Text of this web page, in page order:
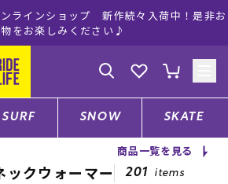
ラインショップ 新作続々入荷中！是非お
をお楽しみください♪
会員登録
店舗一覧
SURF SNOW SKATE
商品一覧を見る
クウォーマー 201 items